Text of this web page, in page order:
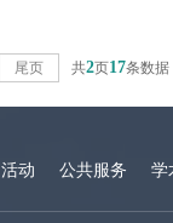
尾页 共2页17条数据
活动 公共服务 学